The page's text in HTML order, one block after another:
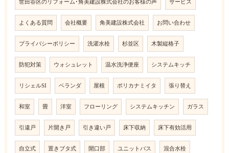
世田谷区のリフォーム･角美建設株式会社のお客様の声 サービス
よくある質問 会社概要 角美建設株式会社 お問い合わせ
プライバシーポリシー 洗濯水栓 杉並区 木製縦格子
防犯対策 ウォシュレット 温水洗浄便座 システムキッチ
リシェルSI ベランダ 屋根 ポリカナミイタ 張り替え
和室 畳 洋室 フローリング システムキッチン ガラス
引違戸 片開き戸 引き違い戸 床下収納 床下有効活用
自立式 置きブタ式 開口部 ユニットバス 混合水栓